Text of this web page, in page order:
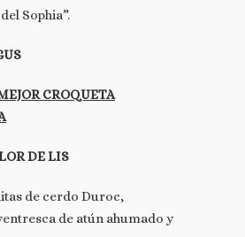
Sophia”.
CROQUETA
DE LIS
de cerdo Duroc,
de atún ahumado y